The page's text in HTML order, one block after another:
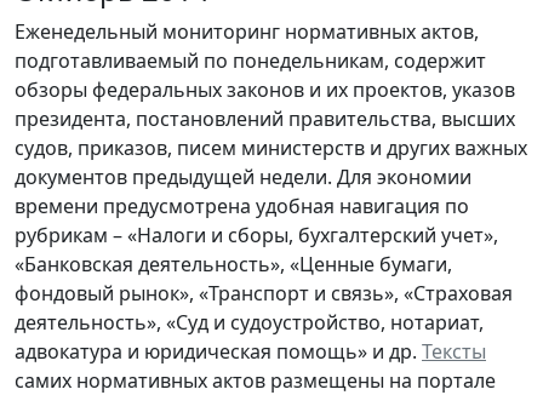
Еженедельный мониторинг нормативных актов,
подготавливаемый по понедельникам, содержит
обзоры федеральных законов и их проектов, указов
президента, постановлений правительства, высших
судов, приказов, писем министерств и других важных
документов предыдущей недели. Для экономии
времени предусмотрена удобная навигация по
рубрикам – «Налоги и сборы, бухгалтерский учет»,
«Банковская деятельность», «Ценные бумаги,
фондовый рынок», «Транспорт и связь», «Страховая
деятельность», «Суд и судоустройство, нотариат,
адвокатура и юридическая помощь» и др. Тексты
самих нормативных актов размещены на портале